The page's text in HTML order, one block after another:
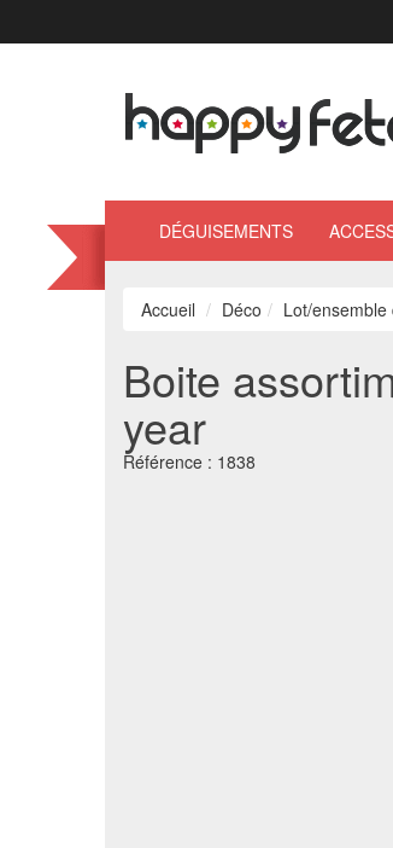
DÉGUISEMENTS
Accueil Déco Lot/ensemble
Boite
year
Référence : 1838